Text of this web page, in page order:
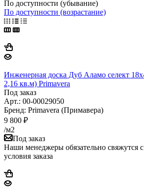
По доступности (убывание)
По доступности (возрастание)
Инженерная доска Дуб Аламо селект
2,16 кв.м) Primavera
Под заказ
Арт.: 00-00029050
Бренд: Primavera (Примавера)
9 800 ₽
/м2
Под заказ
Наши менеджеры обязательно свяжутся
условия заказа